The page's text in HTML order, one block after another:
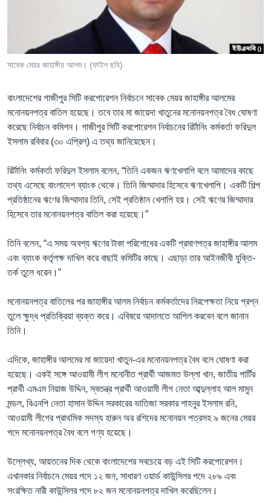
FOLLOW US
অন্য ভাষায় ওয়েব সাইট
সাবেক মেয়র জাহাঙ্গীর আলম। (ফাইল ছবি)
বাংলাদেশের গাজীপুর সিটি করপোরেশন নির্বাচনে সাবেক মেয়র জাহাঙ্গীর আলমের
মনোনয়নপত্র বাতিল হয়েছে। তবে তার মা জায়েদা খাতুনের মনোনয়নপত্র বৈধ ঘোষণা
করেছে নির্বাচন কমিশন। গাজীপুর সিটি করপোরেশন নির্বাচনের রির্টানিং কর্মকর্তা ফরিদুল
ইসলাম রবিবার (৩০ এপ্রিল) এ তথ্য জানিয়েছেন।
রির্টানিং কর্মকর্তা ফরিদুল ইসলাম বলেন, “তিনি একজন ঋণখেলাপি বলে আমাদের কাছে
তথ্য এসেছে বাংলাদেশ ব্যাংক থেকে। তিনি জিম্মাদার হিসেবে ঋণখেলাপি। একটি শিল্প
প্রতিষ্ঠানের ঋণের জিম্মাদার তিনি, সেই প্রতিষ্ঠান খেলাপি হয়। সেই ঋণের জিম্মাদার
হিসেবে তার মনোনয়নপত্র বাতিল করা হয়েছে।”
তিনি বলেন, “এ সময় অবশ্য ঋণের টাকা পরিশোধের একটি প্রমাণপত্র জাহাঙ্গীর আলম
এবং ব্যাংক কর্তৃপক্ষ দাখিল করে বাছাই কমিটির কাছে। এছাড়া তার আইনজীবী যুক্তি-
তর্ক তুলে ধরেন।”
মনোনয়নপত্র বাতিলের পর জাহাঙ্গীর আলম নির্বাচন কর্মকর্তাদের নিরপেক্ষতা নিয়ে প্রশ্ন
তুলে ক্ষুদ্ধ প্রতিক্রিয়া ব্যক্ত করে। এবিষয়ে আদালতে আপিল করবেন বলে জানান
তিনি।
এদিকে, জাহাঙ্গীর আলমের মা জায়েদা খাতুন-এর মনোনয়নপত্র বৈধ বলে ঘোষণা করা
হয়েছে। একই সঙ্গে আওয়ামী লীগ মনোনীত প্রার্থী আজমত উল্লা খান, জাতীয় পার্টির
প্রার্থী এমএম নিয়াজ উদ্দিন, স্বতন্ত্র প্রার্থী আওয়ামী লীগ নেতা আব্দুল্লাহ আল মামুন
মন্ডল, বিএনপি নেতা হাসান উদ্দিন সরকারের ভাতিজা সরকার শাহনুর ইসলাম রনি,
আওয়ামী লীগের প্রাথমিক সদস্য হারুন অর রশিদের মনোনয়ন পত্রসহ ৯ জনের মেয়র
পদে মনোনয়নপত্র বৈধ বলে গণ্য হয়েছে।
উল্লেখ্য, আয়তনের দিক থেকে বাংলাদেশের সবচেয়ে বড় এই সিটি করপোরেশন।
এখানকার নির্বাচনে মেয়র পদে ১২ জন, সাধারণ ওয়ার্ড কাউন্সিলর পদে ২৮৯ এবং
সংরক্ষিত নারী কাউন্সিলর পদে ৮২ জন মনোনয়নপত্র দাখিল করেছিলেন।